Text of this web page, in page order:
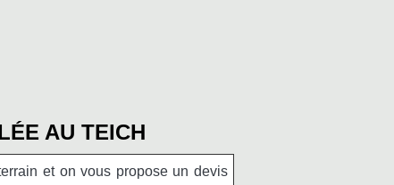
AU TEICH
et on vous propose un devis